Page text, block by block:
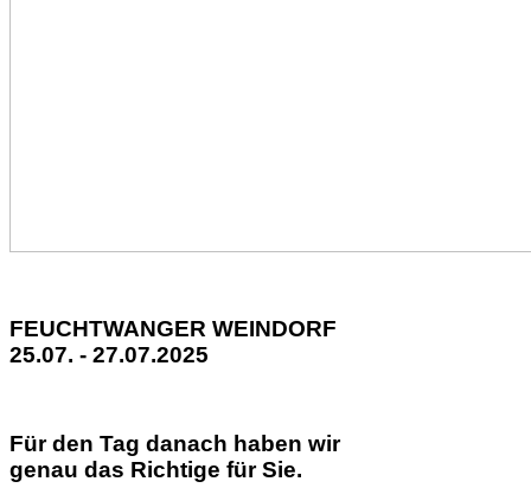
FEUCHTWANGER WEINDORF
25.07. - 27.07.2025
Für den Tag danach haben wir
genau das Richtige für Sie.